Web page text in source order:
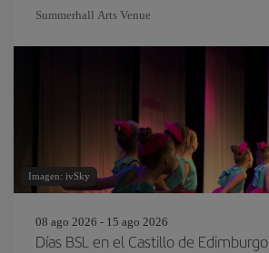
Summerhall Arts Venue
Imagen: ivSky
08 ago 2026 - 15 ago 2026
Días BSL en el Castillo de Edimburgo